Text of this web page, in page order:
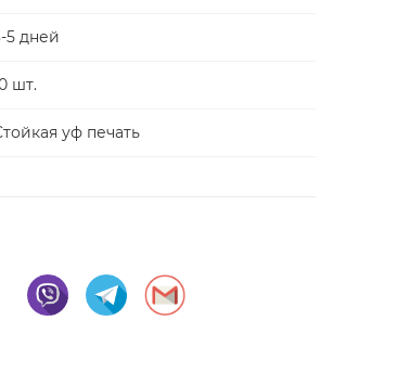
5 дней
шт.
уф печать